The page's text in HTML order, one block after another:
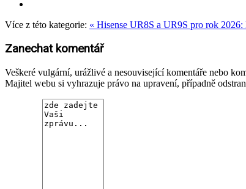
Více z této kategorie: « Hisense UR8S a UR9S pro rok
Zanechat komentář
Veškeré vulgární, urážlivé a nesouvisející komentáře nebo
Majitel webu si vyhrazuje právo na upravení, případně